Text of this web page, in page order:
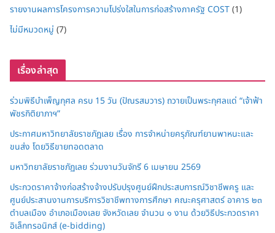
รายงานผลการโครงการความโปร่งใสในการก่อสร้างภาครัฐ COST(1)
ไม่มีหมวดหมู่ (7)
เรื่องล่าสุด
ร่วมพิธีบำเพ็ญกุศล ครบ 15 วัน (ปัณรสมวาร) ถวายเป็นพระกุศลแด่ “เจ้าฟ้า
พัชรกิติยาภาฯ”
ประกาศมหาวิทยาลัยราชภัฏเลย เรื่อง การจำหน่ายครุภัณฑ์ยานพาหนะและ
ขนส่ง โดยวิธีขายทอดตลาด
มหาวิทยาลัยราชภัฏเลย ร่วมงานวันจักรี 6 เมษายน 2569
ประกวดราคาจ้างก่อสร้างจ้างปรับปรุงศูนย์ฝึกประสบการณ์วิชาชีพครู และ
ศูนย์ประสานงานการบริการวิชาชีพทางการศึกษา คณะครุศาสตร์ อาคาร ๒๓
ตำบลเมือง อำเภอเมืองเลย จังหวัดเลย จำนวน ๑ งาน ด้วยวิธีประกวดราคา
อิเล็กทรอนิกส์ (e-bidding)